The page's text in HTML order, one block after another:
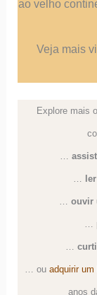
ao velho
Veja mais
Explore mais
…
… ler
… ouvir
…
…
… ou adquirir um
anos